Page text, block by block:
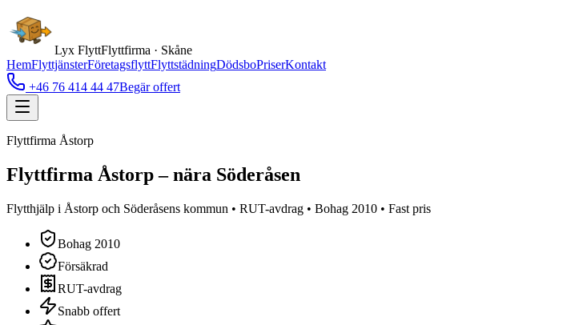
Lyx FlyttFlyttfirma · Skåne
HemFlyttjänsterFöretagsflyttFlyttstädningDödsboPriserKontakt
+46 76 414 44 47Begär offert
Flyttfirma Åstorp
Flyttfirma Åstorp – nära Söderåsen
Flytthjälp i Åstorp och Söderåsens kommun • RUT-avdrag • Bohag 2010 • Fast pris
Bohag 2010
Försäkrad
RUT-avdrag
Snabb offert